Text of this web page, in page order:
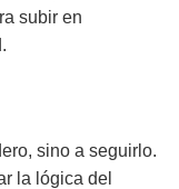
subir en
sino a seguirlo.
la lógica del